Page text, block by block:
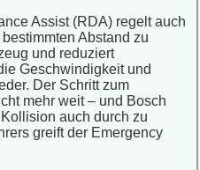
Assist (RDA) regelt auch
Abstand zu
und reduziert
Geschwindigkeit und
Der Schritt zum
mehr weit – und Bosch
auch durch zu
greift der Emergency